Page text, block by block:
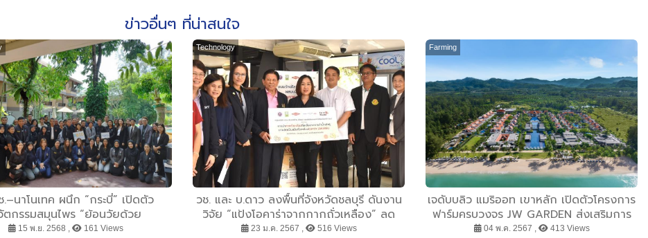
ข่าวอื่นๆ ที่น่าสนใจ
.–นาโนเทค ผนึก “กระบี่” เปิดตัว
ตกรรมสมุนไพร “ย้อนวัยด้วย
สตร์” ขับเคลื่อนสู่เมืองสุขภาพระดับ
15 พ.ย. 2568 , 161 Views
Technology
วช. และ บ.ดาว ลงพื้นที่จังหวัดชลบุรี ดันงาน
วิจัย “แป้งโอคาร่าจากกากถั่วเหลือง” ลด
ปัญหา Food waste เพื่อสังคมยั่งยืน
23 ม.ค. 2567 , 516 Views
Farming
เจดับบลิว แมริออท เขาหลัก เปิดตัวโครงการ
ฟาร์มครบวงจร JW GARDEN ส่งเสริมการ
ท่องเที่ยวเชิงอนุรักษ์รูปแบบใหม่
04 พ.ค. 2567 , 413 Views